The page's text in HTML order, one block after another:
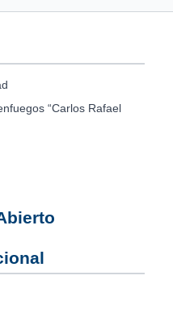
“Carlos Rafael